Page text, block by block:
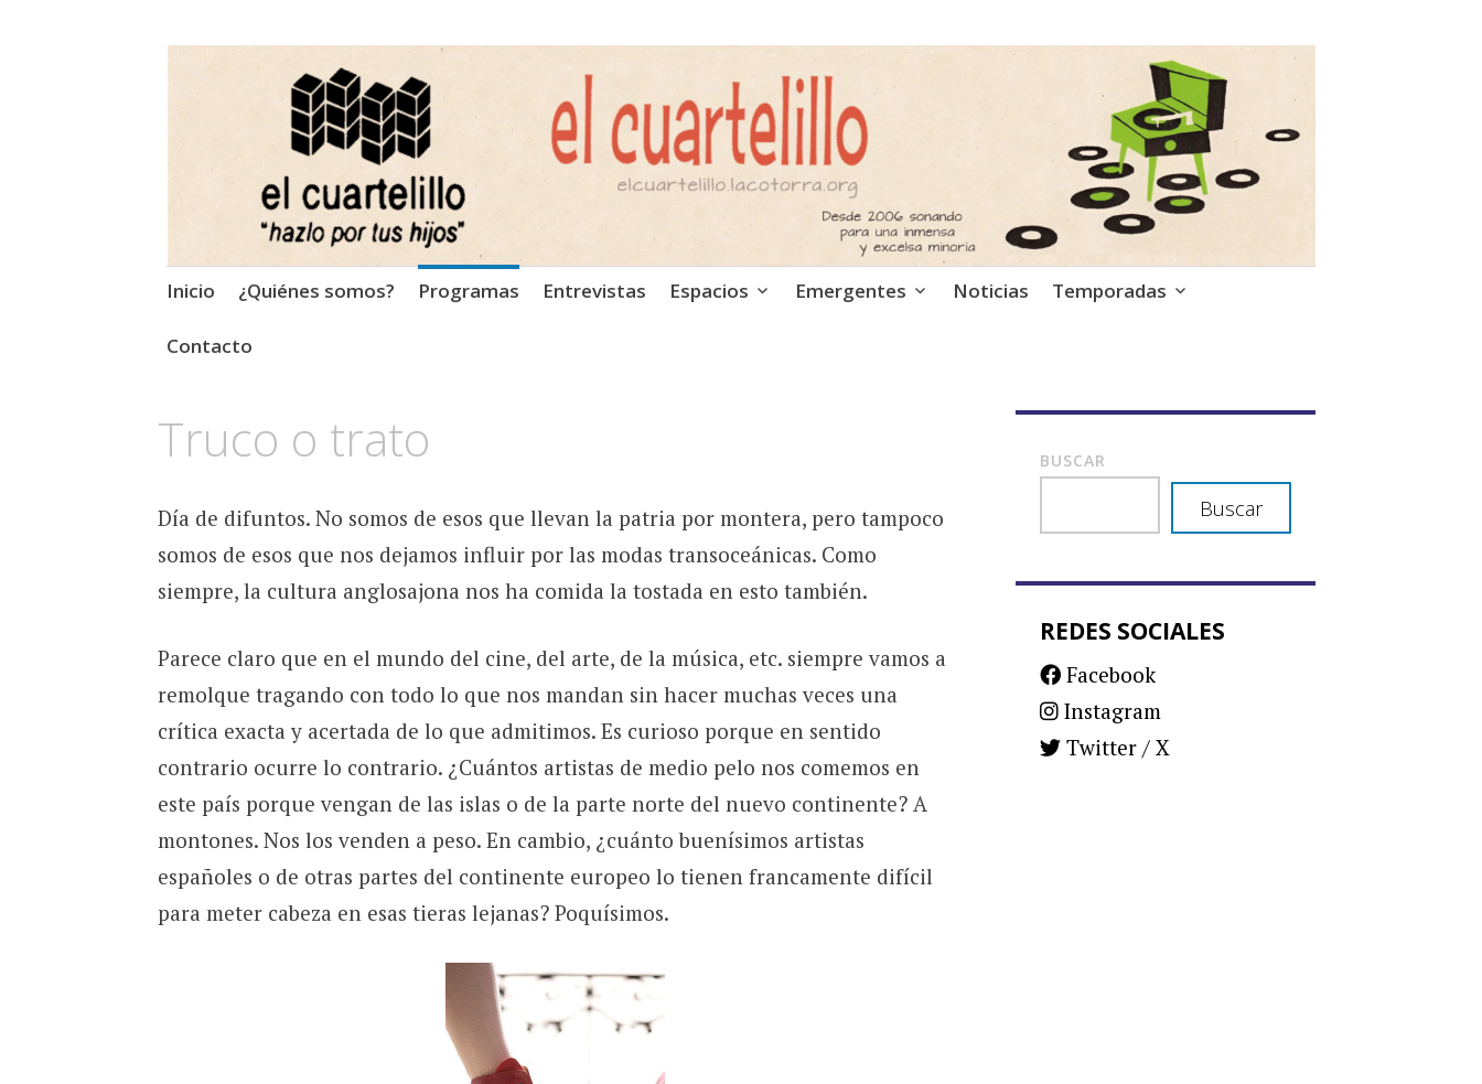
El Cuartelillo
Programa de radio de música independiente. Podcast
Saltar
contenido
Inicio ¿Quiénes somos? Programas Entrevistas Espacios Emergentes Noticias Temporadas
Contacto
Truco o trato
Día de difuntos. No somos de esos que llevan la patria por montera, pero tampoco
somos de esos que nos dejamos influir por las modas transoceánicas. Como
siempre, la cultura anglosajona nos ha comida la tostada en esto también.
Parece claro que en el mundo del cine, del arte, de la música, etc. siempre vamos a
remolque tragando con todo lo que nos mandan sin hacer muchas veces una
crítica exacta y acertada de lo que admitimos. Es curioso porque en sentido
contrario ocurre lo contrario. ¿Cuántos artistas de medio pelo nos comemos en
este país porque vengan de las islas o de la parte norte del nuevo continente? A
montones. Nos los venden a peso. En cambio, ¿cuánto buenísimos artistas
españoles o de otras partes del continente europeo lo tienen francamente difícil
para meter cabeza en esas tieras lejanas? Poquísimos.
BUSCAR
Buscar
REDES SOCIALES
Facebook
Instagram
Twitter / X